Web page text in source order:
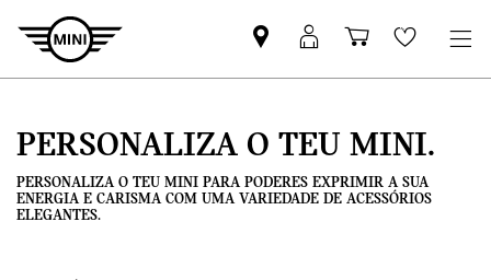
Pesquisar
parceiro
Iniciar
sessão
Carrinho
de
Wishlist
PERSONALIZA O TEU MINI.
PERSONALIZA O TEU MINI PARA PODERES EXPRIMIR A SUA
ENERGIA E CARISMA COM UMA VARIEDADE DE ACESSÓRIOS
ELEGANTES.